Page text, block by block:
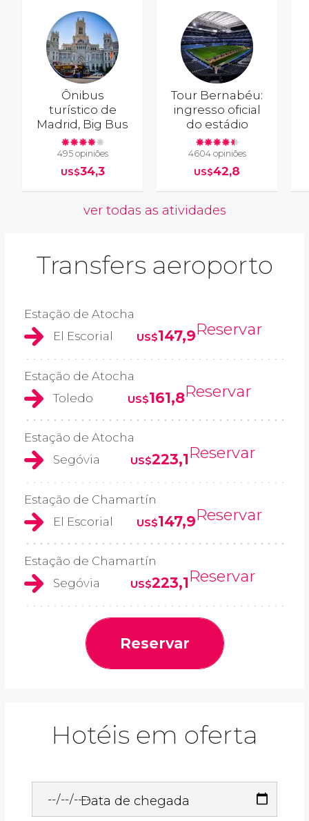
Ônibus
turístico de
Madrid, Big Bus
495 opiniões
US$34,3
Tour Bernabéu:
ingresso oficial
do estádio
4604 opiniões
US$42,8
ver todas as atividades
Transfers aeroporto
Estação de Atocha
El Escorial
US$147,9Reservar
Estação de Atocha
Toledo
US$161,8Reservar
Estação de Atocha
Segóvia
US$223,1Reservar
Estação de Chamartín
El Escorial
US$147,9Reservar
Estação de Chamartín
Segóvia
US$223,1Reservar
Reservar
Hotéis em oferta
Data de chegada